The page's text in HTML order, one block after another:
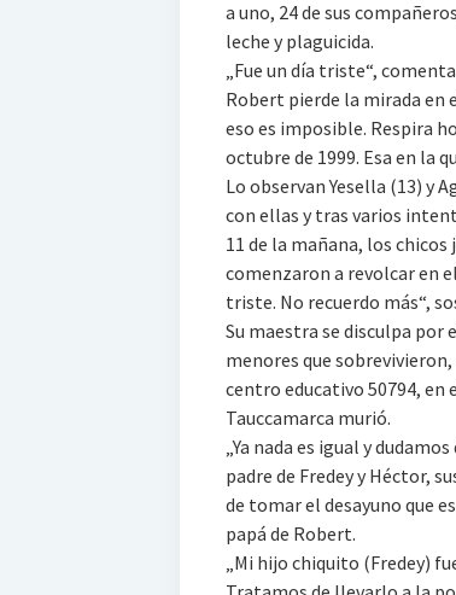
a uno, 24 de sus
leche y plaguicida.
„Fue un día triste“,
Robert pierde la mirada en
eso es imposible. Respira
octubre de 1999. Esa en la
Lo observan Yesella (13) y
con ellas y tras varios
11 de la mañana, los
comenzaron a revolcar en
triste. No recuerdo más“,
Su maestra se disculpa
menores que
centro educativo 50794,
Tauccamarca murió.
„Ya nada es igual y
padre de Fredey y Héctor,
de tomar el desayuno que
papá de Robert.
„Mi hijo chiquito (Fredey)